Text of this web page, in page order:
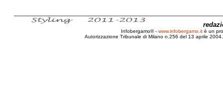
Infobergamo® - www.infobergamo.it è un
Autorizzazione Tribunale di Milano n.256 del 13 aprile